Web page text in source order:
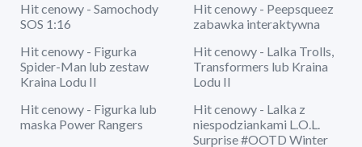
Hit cenowy - Samochody
SOS 1:16
Hit cenowy - Peepsqueez
zabawka interaktywna
Hit cenowy - Figurka
Spider-Man lub zestaw
Kraina Lodu II
Hit cenowy - Lalka Trolls,
Transformers lub Kraina
Lodu II
Hit cenowy - Figurka lub
maska Power Rangers
Hit cenowy - Lalka z
niespodziankami L.O.L.
Surprise #OOTD Winter